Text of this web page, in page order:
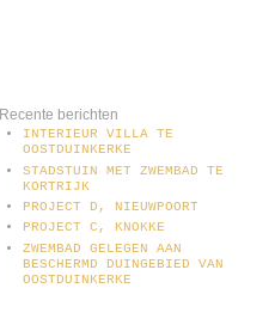
Recente berichten
INTERIEUR VILLA TE
OOSTDUINKERKE
STADSTUIN MET ZWEMBAD TE
KORTRIJK
PROJECT D, NIEUWPOORT
PROJECT C, KNOKKE
ZWEMBAD GELEGEN AAN
BESCHERMD DUINGEBIED VAN
OOSTDUINKERKE